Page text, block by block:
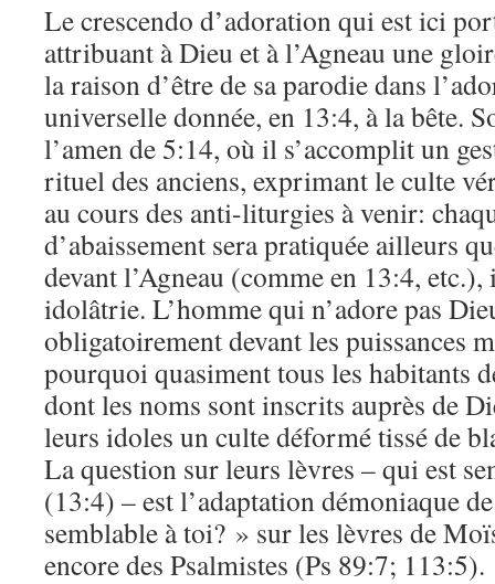
Le crescendo d’adoration qui est ici
attribuant à Dieu et à l’Agneau une
la raison d’être de sa parodie dans
universelle donnée, en 13:4, à la bête.
l’amen de 5:14, où il s’accomplit un
rituel des anciens, exprimant le culte
au cours des anti-liturgies à venir:
d’abaissement sera pratiquée ailleurs
devant l’Agneau (comme en 13:4, etc.),
idolâtrie. L’homme qui n’adore pas
obligatoirement devant les puissances
pourquoi quasiment tous les habitants
dont les noms sont inscrits auprès de
leurs idoles un culte déformé tissé de
La question sur leurs lèvres – qui est
(13:4) – est l’adaptation démoniaque
semblable à toi? » sur les lèvres de
encore des Psalmistes (Ps 89:7; 113:5).